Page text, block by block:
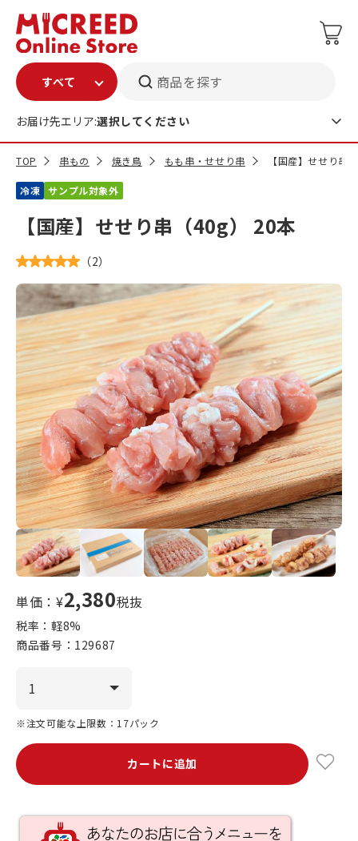
商品を探す
お届け先エリア:選択してください
TOP 串もの 焼き鳥 もも串・せせり串 【国産】せせり串
冷凍 サンプル対象外
【国産】せせり串（40g） 20本
（2）
単価：¥2,380税抜
税率：軽8%
商品番号： 129687
※注文可能な上限数：17パック
カートに追加